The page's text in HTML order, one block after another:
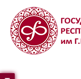
Перейти
основному
содержанию